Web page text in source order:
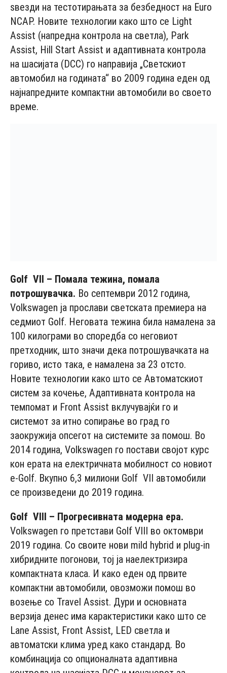
ѕвезди на тестотирањата за безбедност на Euro
NCAP. Новите технологии како што се Light
Assist (напредна контрола на светла), Park
Assist, Hill Start Assist и адаптивната контрола
на шасијата (DCC) го направија „Светскиот
автомобил на годината“ во 2009 година еден од
најнапредните компактни автомобили во своето
време.
Golf VII – Помала тежина, помала
потрошувачка. Во септември 2012 година,
Volkswagen ја прослави светската премиера на
седмиот Golf. Неговата тежина била намалена за
100 килограми во споредба со неговиот
претходник, што значи дека потрошувачката на
гориво, исто така, е намалена за 23 отсто.
Новите технологии како што се Автоматскиот
систем за кочење, Адаптивната контрола на
темпомат и Front Assist вклучувајќи го и
системот за итно сопирање во град го
заокружија опсегот на системите за помош. Во
2014 година, Volkswagen го постави својот курс
кон ерата на електричната мобилност со новиот
e-Golf. Вкупно 6,3 милиони Golf VII автомобили
се произведени до 2019 година.
Golf VIII – Прогресивната модерна ера.
Volkswagen го претстави Golf VIII во октомври
2019 година. Со своите нови mild hybrid и plug-in
хибридните погонови, тој ја наелектризира
компактната класа. И како еден од првите
компактни автомобили, овозможи помош во
возење со Travel Assist. Дури и основната
верзија денес има карактеристики како што се
Lane Assist, Front Assist, LED светла и
автоматски клима уред како стандард. Во
комбинација со опционалната адаптивна